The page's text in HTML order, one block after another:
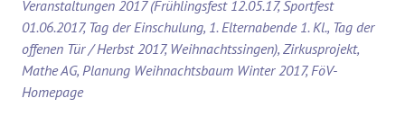
Veranstaltungen 2017 (Frühlingsfest 12.05.17, Sportfest
01.06.2017, Tag der Einschulung, 1. Elternabende 1. Kl., Tag der
offenen Tür / Herbst 2017, Weihnachtssingen), Zirkusprojekt,
Mathe AG, Planung Weihnachtsbaum Winter 2017, FöV-
Homepage